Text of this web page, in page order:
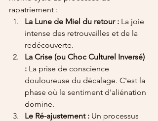
rapatriement :
La Lune de Miel du retour : La joie
intense des retrouvailles et de la
redécouverte.
La Crise (ou Choc Culturel Inversé)
: La prise de conscience
douloureuse du décalage. C'est la
phase où le sentiment d'aliénation
domine.
Le Ré-ajustement : Un processus